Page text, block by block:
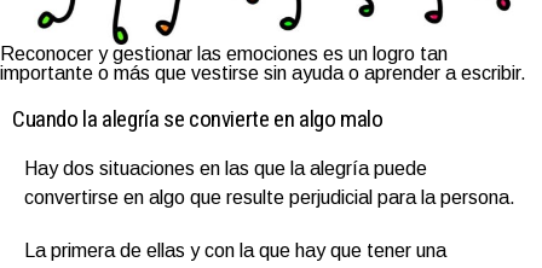
Reconocer y gestionar las emociones es un logro tan
importante o más que vestirse sin ayuda o aprender a escribir.
Cuando la alegría se convierte en algo malo
Hay dos situaciones en las que la alegría puede
convertirse en algo que resulte perjudicial para la persona.
La primera de ellas y con la que hay que tener una